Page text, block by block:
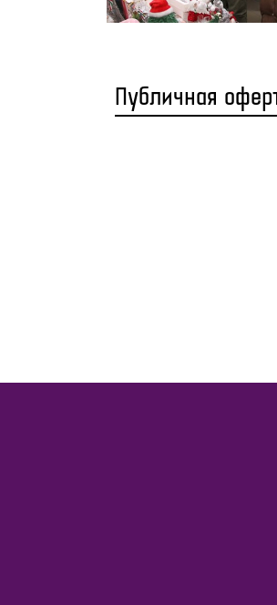
Публичная